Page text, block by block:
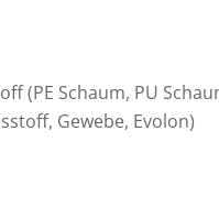
(PE Schaum, PU
Gewebe, Evolon)